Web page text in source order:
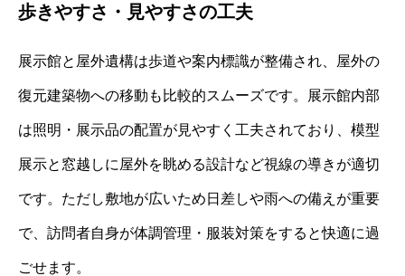
歩きやすさ・見やすさの工夫
展示館と屋外遺構は歩道や案内標識が整備され、屋外の
復元建築物への移動も比較的スムーズです。展示館内部
は照明・展示品の配置が見やすく工夫されており、模型
展示と窓越しに屋外を眺める設計など視線の導きが適切
です。ただし敷地が広いため日差しや雨への備えが重要
で、訪問者自身が体調管理・服装対策をすると快適に過
ごせます。